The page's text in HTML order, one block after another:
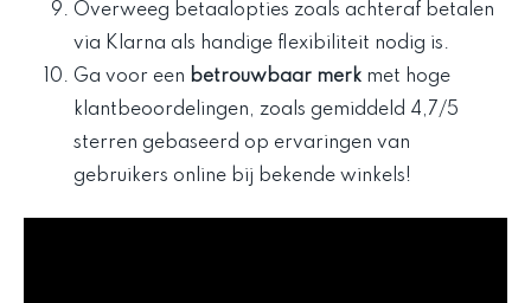
Overweeg betaalopties zoals achteraf betalen
via Klarna als handige flexibiliteit nodig is.
Ga voor een betrouwbaar merk met hoge
klantbeoordelingen, zoals gemiddeld 4,7/5
sterren gebaseerd op ervaringen van
gebruikers online bij bekende winkels!